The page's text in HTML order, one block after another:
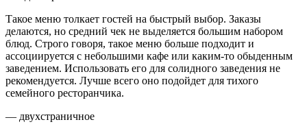
Такое меню толкает гостей на быстрый выбор. Заказы
делаются, но средний чек не выделяется большим набором
блюд. Строго говоря, такое меню больше подходит и
ассоциируется с небольшими кафе или каким-то обыденным
заведением. Использовать его для солидного заведения не
рекомендуется. Лучше всего оно подойдет для тихого
семейного ресторанчика.
— двухстраничное